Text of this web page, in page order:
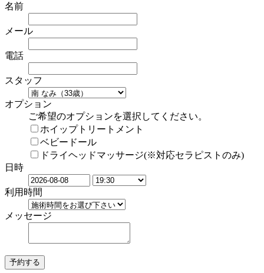
名前
メール
電話
スタッフ
オプション
ご希望のオプションを選択してください。
ホイップトリートメント
ベビードール
ドライヘッドマッサージ(※対応セラピストのみ)
日時
利用時間
メッセージ